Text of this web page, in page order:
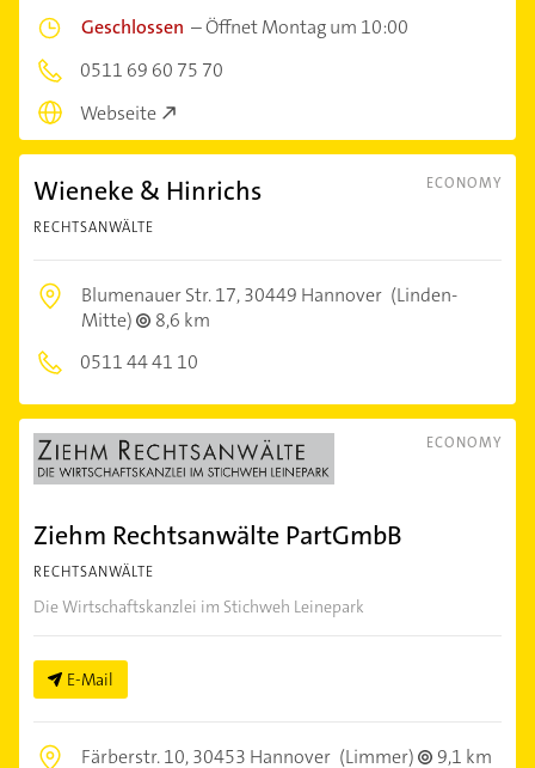
Geschlossen –Öffnet Montag um 10:00
0511 69 60 75 70
Webseite
ECONOMY
Wieneke & Hinrichs
RECHTSANWÄLTE
Blumenauer Str. 17,30449 Hannover (Linden-
Mitte)
8,6 km
0511 44 41 10
ECONOMY
Ziehm Rechtsanwälte PartGmbB
RECHTSANWÄLTE
Die Wirtschaftskanzlei im Stichweh Leinepark
E-Mail
Färberstr. 10,30453 Hannover (Limmer)
9,1 km